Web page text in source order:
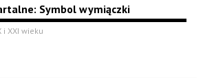
Symbol wymiączki
i XXI wieku